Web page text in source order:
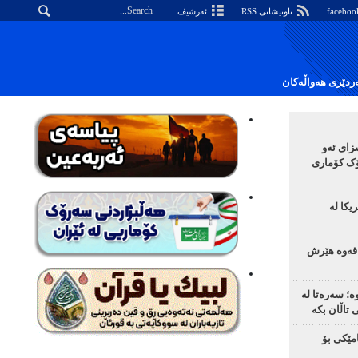
ناونیشانی RSS ئەرشیڤ
هەواڵەکان
ئەو
کۆماری
لە
هێرش
سەرەتا لە
بکە
بۆ